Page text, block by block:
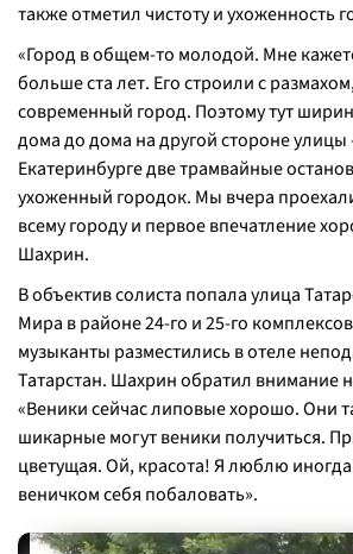
также отметил чистоту и ухоженность
«Город в общем-то молодой. Мне
больше ста лет. Его строили с
современный город. Поэтому тут
дома до дома на другой стороне улицы
Екатеринбурге две трамвайные
ухоженный городок. Мы вчера
всему городу и первое впечатление
Шахрин.
В объектив солиста попала улица
Мира в районе 24-го и 25-го
музыканты разместились в отеле
Татарстан. Шахрин обратил внимание
«Веники сейчас липовые хорошо. Они
шикарные могут веники получиться.
цветущая. Ой, красота! Я люблю
веничком себя побаловать».